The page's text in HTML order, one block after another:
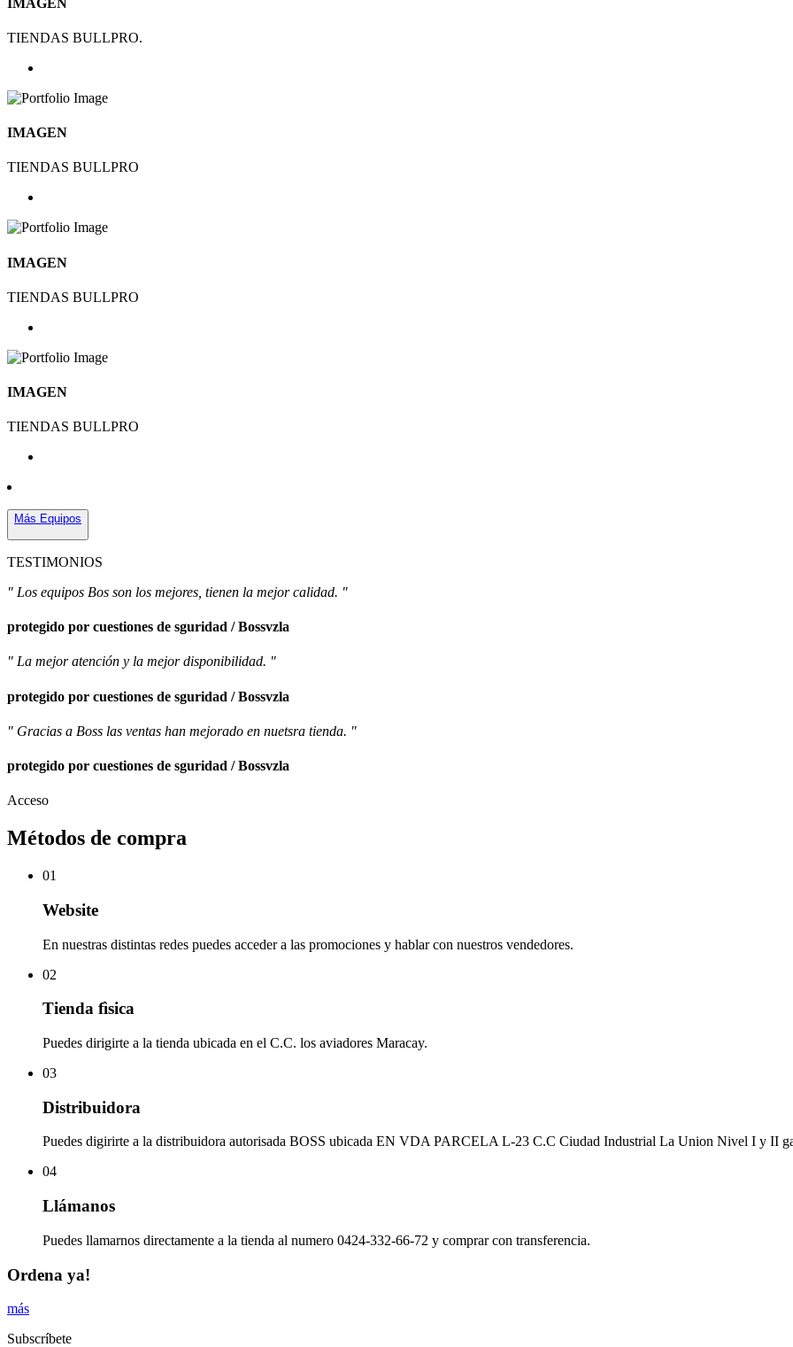
TIENDAS BULLPRO.
IMAGEN
TIENDAS BULLPRO
IMAGEN
TIENDAS BULLPRO
IMAGEN
TIENDAS BULLPRO
Más Equipos
TESTIMONIOS
" Los equipos Bos son los mejores, tienen la mejor calidad. "
protegido por cuestiones de sguridad / Bossvzla
" La mejor atención y la mejor disponibilidad. "
protegido por cuestiones de sguridad / Bossvzla
" Gracias a Boss las ventas han mejorado en nuetsra tienda. "
protegido por cuestiones de sguridad / Bossvzla
Acceso
Métodos de compra
01
Website
En nuestras distintas redes puedes acceder a las promociones y hablar con nuestros vendedores.
02
Tienda fìsica
Puedes dirigirte a la tienda ubicada en el C.C. los aviadores Maracay.
03
Distribuidora
Puedes digirirte a la distribuidora autorisada BOSS ubicada EN VDA PARCELA L-23 C.C Ciudad Industrial La Union Nivel I y II
04
Llámanos
Puedes llamarnos directamente a la tienda al numero 0424-332-66-72 y comprar con transferencia.
Ordena ya!
más
Subscríbete